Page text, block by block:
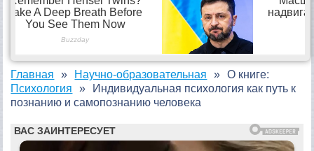
Главная
Научно-образовательная
Психология
О книге:
Индивидуальная психология как путь к
познанию и самопознанию человека